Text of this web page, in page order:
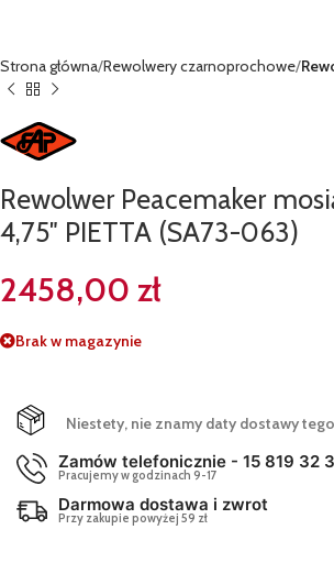
Strona główna Rewolwery czarnoprochowe
Rewolwer Peacemaker
4,75″ PIETTA (SA73-063)
2458,00 zł
Brak w magazynie
Niestety, nie znamy daty dostawy
Zamów telefonicznie - 15 819 32
Pracujemy w godzinach 9-17
Darmowa dostawa i zwrot
Przy zakupie powyżej 59 zł